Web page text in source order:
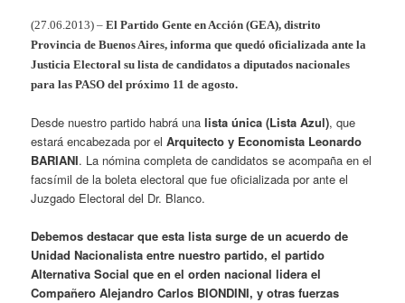
(27.06.2013) –El Partido Gente en Acción (GEA), distrito
Provincia de Buenos Aires, informa que quedó oficializada ante la
Justicia Electoral su lista de candidatos a diputados nacionales
para las PASO del próximo 11 de agosto.
Desde nuestro partido habrá unalista única (Lista Azul), que
estará encabezada por elArquitecto y Economista Leonardo
BARIANI. La nómina completa de candidatos se acompaña en el
facsímil de la boleta electoral que fue oficializada por ante el
Juzgado Electoral del Dr. Blanco.
Debemos destacar que esta lista surge de un acuerdo de
Unidad Nacionalista entre nuestro partido, el partido
Alternativa Social que en el orden nacional lidera el
Compañero Alejandro Carlos BIONDINI, y otras fuerzas